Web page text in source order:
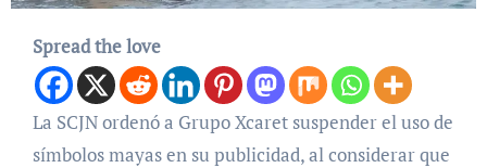
Spread the love
La SCJN ordenó a Grupo Xcaret suspender el uso de
símbolos mayas en su publicidad, al considerar que